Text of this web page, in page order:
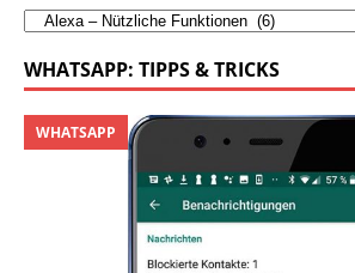
WHATSAPP: TIPPS & TRICKS
WHATSAPP